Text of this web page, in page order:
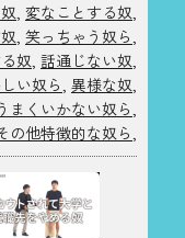
, 変なことする奴,
, 笑っちゃう奴ら,
奴, 話通じない奴,
い奴ら, 異様な奴,
まくいかない奴ら,
の他特徴的な奴ら,